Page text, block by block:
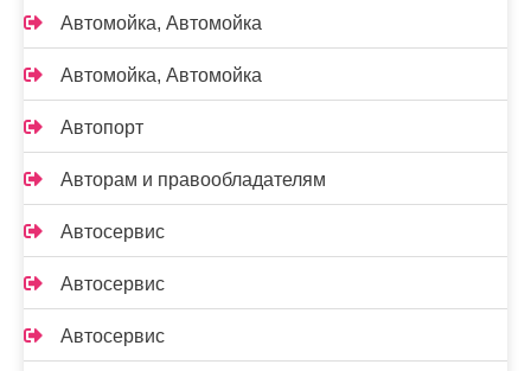
Автомойка, Автомойка
Автомойка, Автомойка
Автопорт
Авторам и правообладателям
Автосервис
Автосервис
Автосервис